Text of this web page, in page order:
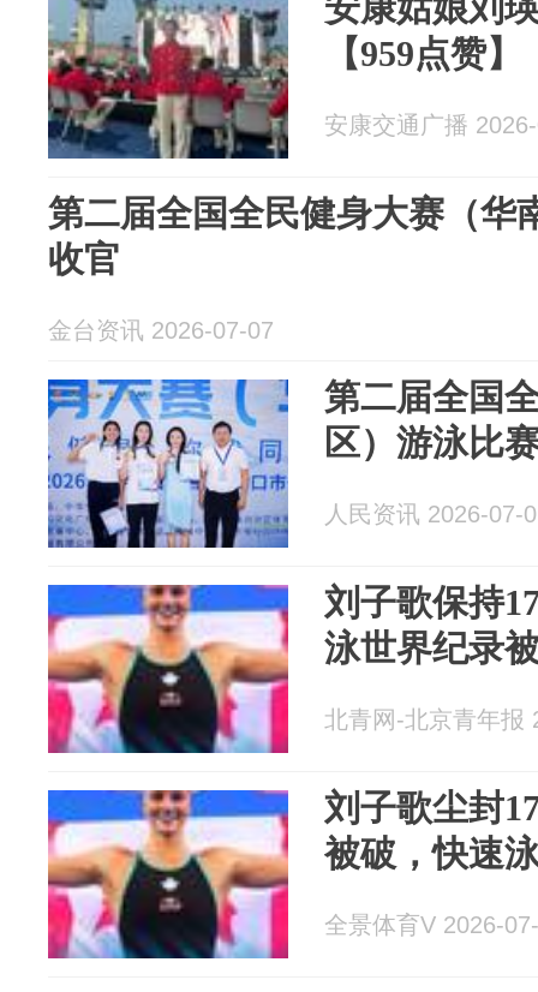
【959点赞】
安康交通广播
第二届全国全民健身大赛（华
收官
金台资讯 2026-07-07
第二届全国
区）游泳比
人民资讯 2026-07-
刘子歌保持
泳世界纪录
北青网-北京青年报
刘子歌尘封
被破，快速
全景体育V 2026-